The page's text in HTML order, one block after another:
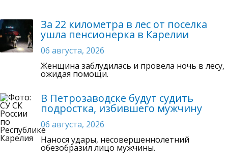
За 22 километра в лес от поселка
ушла пенсионерка в Карелии
06 августа, 2026
Женщина заблудилась и провела ночь в лесу,
ожидая помощи.
В Петрозаводске будут судить
подростка, избившего мужчину
06 августа, 2026
Нанося удары, несовершеннолетний
обезобразил лицо мужчины.